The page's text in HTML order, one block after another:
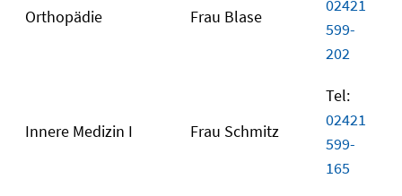
Orthopädie Frau Blase
02421
599-
202
Innere Medizin I Frau Schmitz
Tel:
02421
599-
165